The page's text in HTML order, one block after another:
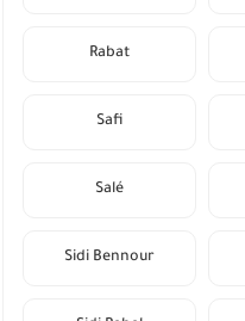
Rabat
Safi
Salé
Sidi Bennour